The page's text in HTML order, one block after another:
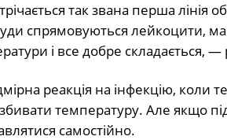
так звана перша
спрямовуються лейкоцити,
і все добре складається, —
реакція на інфекцію, коли
температуру. Але якщо
самостійно.